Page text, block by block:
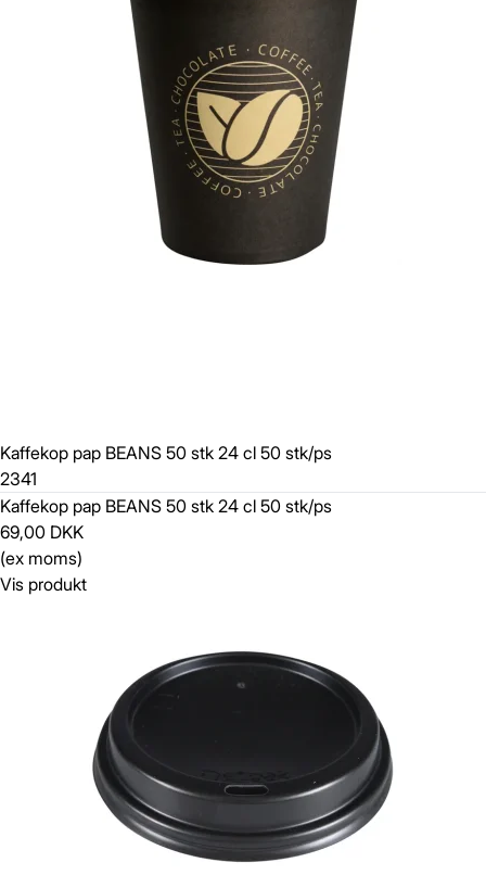
Kaffekop pap BEANS 50 stk 24 cl 50 stk/ps
2341
Kaffekop pap BEANS 50 stk 24 cl 50 stk/ps
69,00 DKK
(ex moms)
Vis produkt